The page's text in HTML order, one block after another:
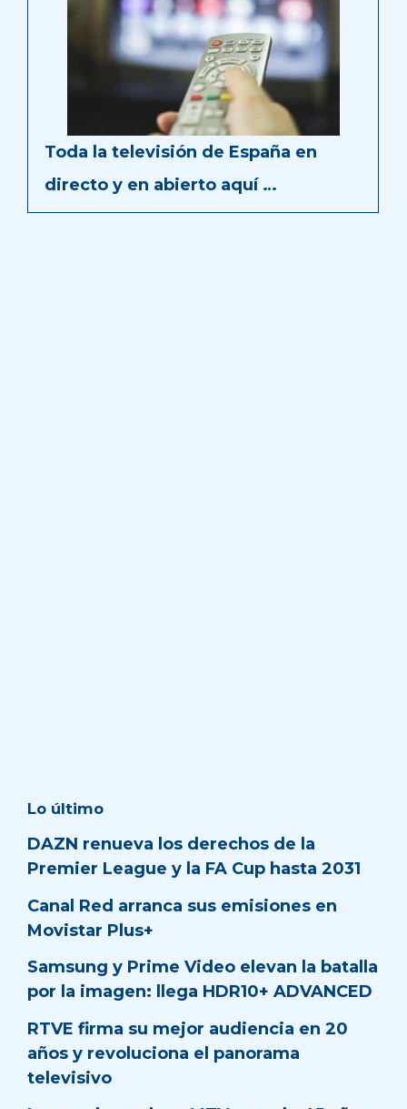
Toda la televisión de España en
directo y en abierto aquí …
Lo último
DAZN renueva los derechos de la
Premier League y la FA Cup hasta 2031
Canal Red arranca sus emisiones en
Movistar Plus+
Samsung y Prime Video elevan la batalla
por la imagen: llega HDR10+ ADVANCED
RTVE firma su mejor audiencia en 20
años y revoluciona el panorama
televisivo